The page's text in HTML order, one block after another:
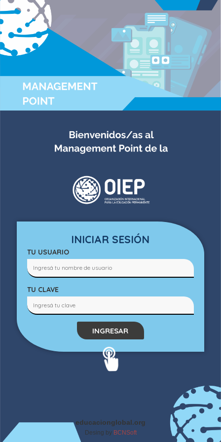
INICIAR SESIÓN
TU USUARIO
TU CLAVE
INGRESAR
educacionglobal.org
Desing by BCNSoft